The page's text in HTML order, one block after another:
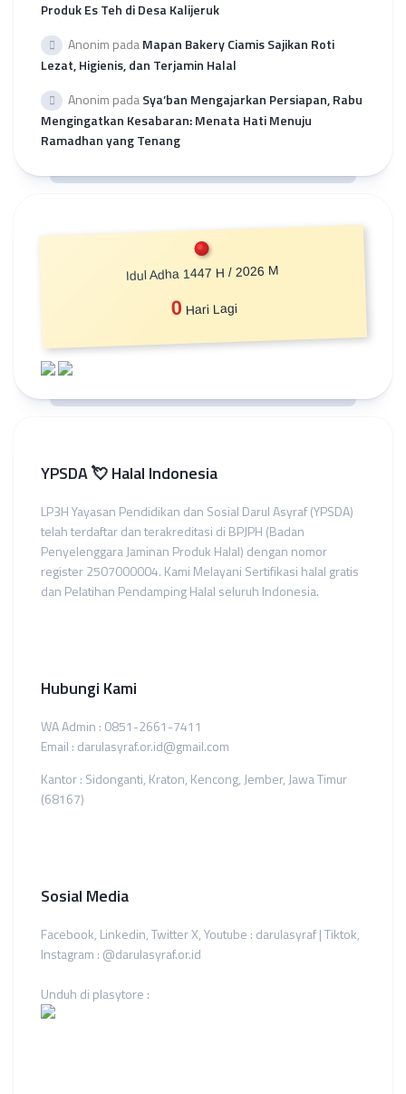
Produk Es Teh di Desa Kalijeruk
Anonim padaMapan Bakery Ciamis Sajikan Roti
Lezat, Higienis, dan Terjamin Halal
Anonim padaSya’ban Mengajarkan Persiapan, Rabu
Mengingatkan Kesabaran: Menata Hati Menuju
Ramadhan yang Tenang
Idul Adha 1447 H / 2026 M
0 Hari Lagi
YPSDA 💘 Halal Indonesia
LP3H Yayasan Pendidikan dan Sosial Darul Asyraf (YPSDA)
telah terdaftar dan terakreditasi di BPJPH (Badan
Penyelenggara Jaminan Produk Halal) dengan nomor
register 2507000004. Kami Melayani Sertifikasi halal gratis
dan Pelatihan Pendamping Halal seluruh Indonesia.
Hubungi Kami
WA Admin : 0851-2661-7411
Email : darulasyraf.or.id@gmail.com
Kantor : Sidonganti, Kraton, Kencong, Jember, Jawa Timur
(68167)
Sosial Media
Facebook, Linkedin, Twitter X, Youtube : darulasyraf | Tiktok,
Instagram : @darulasyraf.or.id
Unduh di plasytore :